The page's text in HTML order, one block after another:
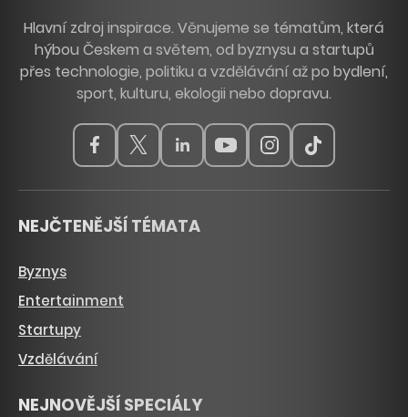
Hlavní zdroj inspirace. Věnujeme se tématům, která
hýbou Českem a světem, od byznysu a startupů
přes technologie, politiku a vzdělávání až po bydlení,
sport, kulturu, ekologii nebo dopravu.
NEJČTENĚJŠÍ TÉMATA
Byznys
Entertainment
Startupy
Vzdělávání
NEJNOVĚJŠÍ SPECIÁLY